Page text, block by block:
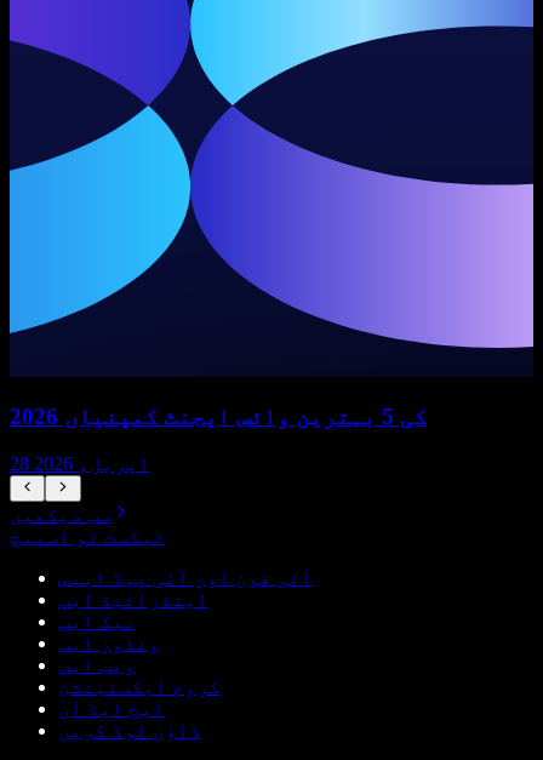
2026 کی 5 بہترین وائس ایجنٹ کمپنیاں
28 اپریل، 2026
سب دیکھیں
ٹیکسٹ ٹو اسپیچ
آئی فون اور آئی پیڈ ایپس
اینڈرائیڈ ایپ
میک ایپ
ونڈوز ایپ
ویب ایپ
کروم ایکسٹینشن
ایج ایڈ آن
ڈاؤن لوڈ کریں